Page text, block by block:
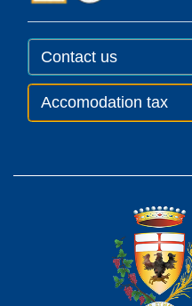
Contact us
Accomodation tax